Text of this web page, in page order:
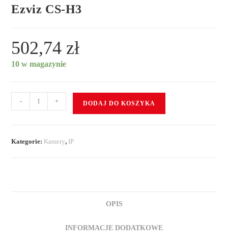
Ezviz CS-H3
502,74 zł
10 w magazynie
- + DODAJ DO KOSZYKA
Kategorie: Kamery, IP
OPIS
INFORMACJE DODATKOWE